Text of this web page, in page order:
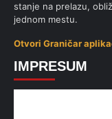
stanje na prelazu,
jednom mestu.
Otvori Graničar
IMPRESUM